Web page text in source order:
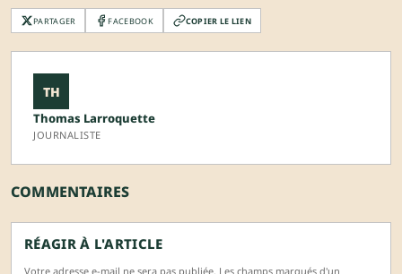
PARTAGER FACEBOOK COPIER LE LIEN
TH
Thomas Larroquette
JOURNALISTE
COMMENTAIRES
RÉAGIR À L'ARTICLE
Votre adresse e-mail ne sera pas publiée. Les champs marqués d'un